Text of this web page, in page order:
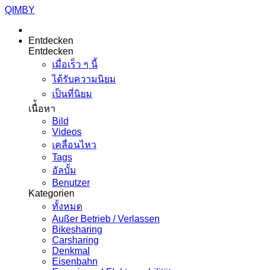
QIMBY
Entdecken
Entdecken
เมื่อเร็ว ๆ นี้
ได้รับความนิยม
เป็นที่นิยม
เนื่้อหา
Bild
Videos
เคลื่อนไหว
Tags
อัลบั้ม
Benutzer
Kategorien
ทั้งหมด
Außer Betrieb / Verlassen
Bikesharing
Carsharing
Denkmal
Eisenbahn